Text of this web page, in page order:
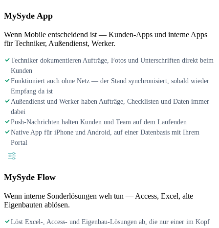
MySyde App
Wenn Mobile entscheidend ist — Kunden-Apps und interne Apps
für Techniker, Außendienst, Werker.
Techniker dokumentieren Aufträge, Fotos und Unterschriften direkt beim
Kunden
Funktioniert auch ohne Netz — der Stand synchronisiert, sobald wieder
Empfang da ist
Außendienst und Werker haben Aufträge, Checklisten und Daten immer
dabei
Push-Nachrichten halten Kunden und Team auf dem Laufenden
Native App für iPhone und Android, auf einer Datenbasis mit Ihrem
Portal
MySyde Flow
Wenn interne Sonderlösungen weh tun — Access, Excel, alte
Eigenbauten ablösen.
Löst Excel-, Access- und Eigenbau-Lösungen ab, die nur einer im Kopf